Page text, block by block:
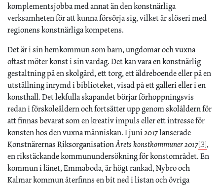
komplementsjobba med annat än den konstnärliga
verksamheten för att kunna försörja sig, vilket är slöseri med
regionens konstnärliga kompetens.
Det är i sin hemkommun som barn, ungdomar och vuxna
oftast möter konst i sin vardag. Det kan vara en konstnärlig
gestaltning på en skolgård, ett torg, ett äldreboende eller på en
utställning inrymd i biblioteket, visad på ett galleri eller i en
konsthall. Det lekfulla skapandet börjar förhoppningsvis
redan i förskoleåldern och fortsätter upp genom skolåldern för
att finnas bevarat som en kreativ impuls eller ett intresse för
konsten hos den vuxna människan. I juni 2017 lanserade
Konstnärernas RiksorganisationÅrets konstkommuner 2017[3],
en rikstäckande kommunundersökning för konstområdet. En
kommun i länet, Emmaboda, är högt rankad, Nybro och
Kalmar kommun återfinns en bit ned i listan och övriga